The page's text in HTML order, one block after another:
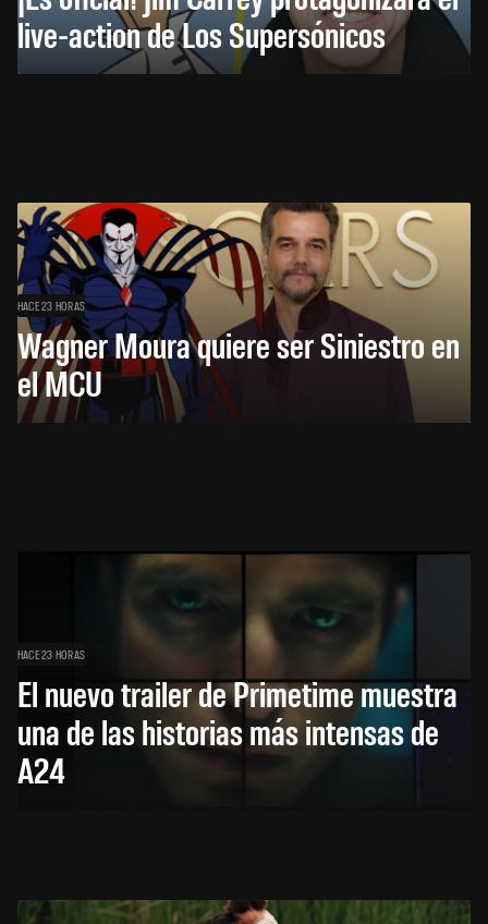
live-action de Los Supersónicos
HACE 23 HORAS
Wagner Moura quiere ser Siniestro en
el MCU
HACE 23 HORAS
El nuevo trailer de Primetime muestra
una de las historias más intensas de
A24